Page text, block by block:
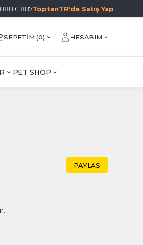
0 887ToptanTR'de Satış Yap
SEPETIM (0) HESABIM
PET SHOP
PAYLAS